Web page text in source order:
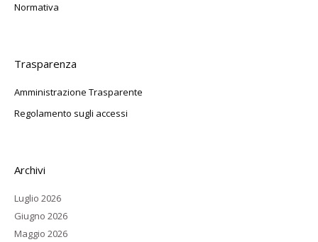
Normativa
Trasparenza
Amministrazione Trasparente
Regolamento sugli accessi
Archivi
Luglio 2026
Giugno 2026
Maggio 2026